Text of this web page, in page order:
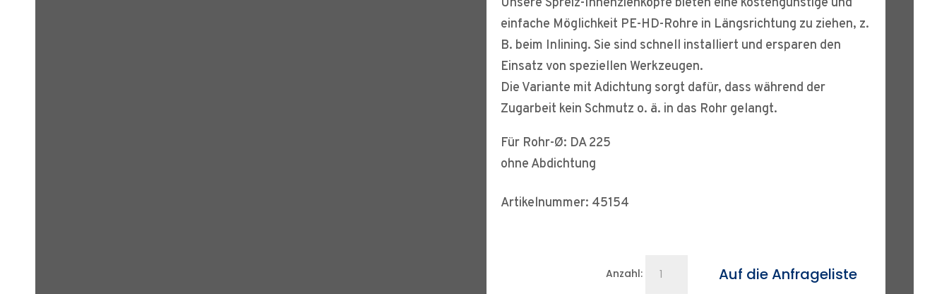
Unsere Spreiz-Innenziehköpfe bieten eine kostengünstige und
einfache Möglichkeit PE-HD-Rohre in Längsrichtung zu ziehen, z.
B. beim Inlining. Sie sind schnell installiert und ersparen den
Einsatz von speziellen Werkzeugen.
Die Variante mit Adichtung sorgt dafür, dass während der
Zugarbeit kein Schmutz o. ä. in das Rohr gelangt.
Für Rohr-Ø: DA 225
ohne Abdichtung
Artikelnummer: 45154
Anzahl:
PEHD-
Auf die Anfrageliste